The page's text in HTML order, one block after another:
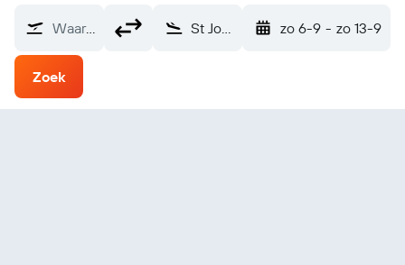
Waarvandaan? St John's (YYT) zo 6-9 - zo 13-9
Zoek